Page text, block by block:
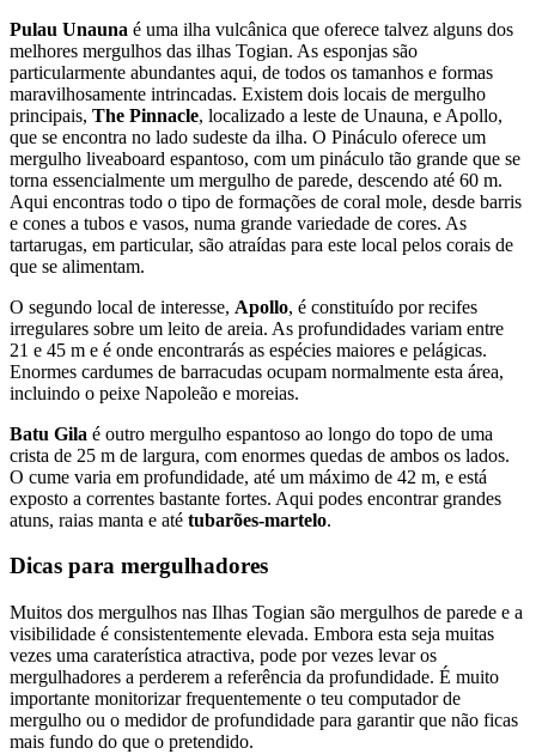
Pulau Unauna é uma ilha vulcânica que oferece talvez alguns dos
melhores mergulhos das ilhas Togian. As esponjas são
particularmente abundantes aqui, de todos os tamanhos e formas
maravilhosamente intrincadas. Existem dois locais de mergulho
principais, The Pinnacle, localizado a leste de Unauna, e Apollo,
que se encontra no lado sudeste da ilha. O Pináculo oferece um
mergulho liveaboard espantoso, com um pináculo tão grande que se
torna essencialmente um mergulho de parede, descendo até 60 m.
Aqui encontras todo o tipo de formações de coral mole, desde barris
e cones a tubos e vasos, numa grande variedade de cores. As
tartarugas, em particular, são atraídas para este local pelos corais de
que se alimentam.
O segundo local de interesse, Apollo, é constituído por recifes
irregulares sobre um leito de areia. As profundidades variam entre
21 e 45 m e é onde encontrarás as espécies maiores e pelágicas.
Enormes cardumes de barracudas ocupam normalmente esta área,
incluindo o peixe Napoleão e moreias.
Batu Gila é outro mergulho espantoso ao longo do topo de uma
crista de 25 m de largura, com enormes quedas de ambos os lados.
O cume varia em profundidade, até um máximo de 42 m, e está
exposto a correntes bastante fortes. Aqui podes encontrar grandes
atuns, raias manta e até tubarões-martelo.
Dicas para mergulhadores
Muitos dos mergulhos nas Ilhas Togian são mergulhos de parede e a
visibilidade é consistentemente elevada. Embora esta seja muitas
vezes uma caraterística atractiva, pode por vezes levar os
mergulhadores a perderem a referência da profundidade. É muito
importante monitorizar frequentemente o teu computador de
mergulho ou o medidor de profundidade para garantir que não ficas
mais fundo do que o pretendido.